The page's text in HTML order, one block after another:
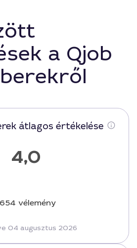
a Qjob
átlagos értékelése
4,0
vélemény
04 augusztus 2026